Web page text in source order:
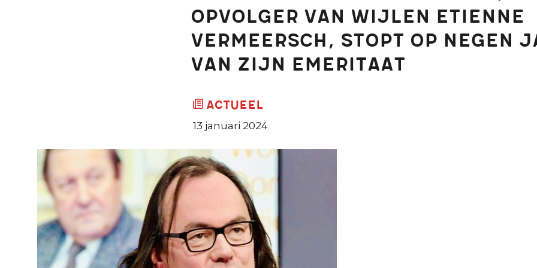
opvolger van wijlen Etienne
Vermeersch, stopt op negen
van zijn emeritaat
Actueel
13 januari 2024